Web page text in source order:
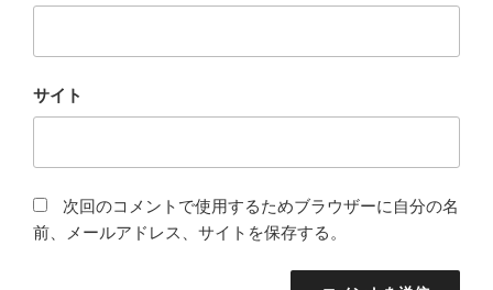
サイト
次回のコメントで使用するためブラウザーに自分の名
前、メールアドレス、サイトを保存する。